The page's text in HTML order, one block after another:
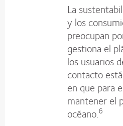
La
y los
preocupan
gestiona el
los usuarios
contacto
en que para
mantener el
océano.6